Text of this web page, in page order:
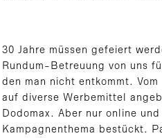
30 Jahre müssen gefeiert
Rundum-Betreuung von uns
den man nicht entkommt.
auf diverse Werbemittel
Dodomax. Aber nur online
Kampagnenthema bestückt.